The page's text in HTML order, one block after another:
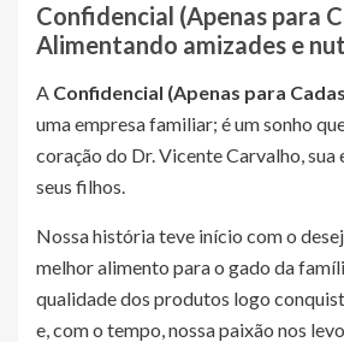
Confidencial (Apenas para
Alimentando amizades e
A Confidencial (Apenas para
uma empresa familiar; é um sonho
coração do Dr. Vicente Carvalho, sua
seus filhos.
Nossa história teve início com o
melhor alimento para o gado da
qualidade dos produtos logo
e, com o tempo, nossa paixão nos